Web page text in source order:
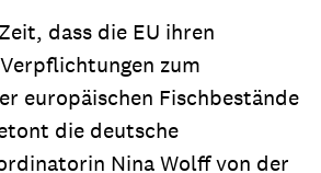
dass die EU ihren
zum
europäischen Fischbestände
die deutsche
Nina Wolff von der